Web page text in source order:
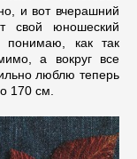
и вот вчерашний
свой юношеский
понимаю, как так
а вокруг все
люблю теперь
170 см.